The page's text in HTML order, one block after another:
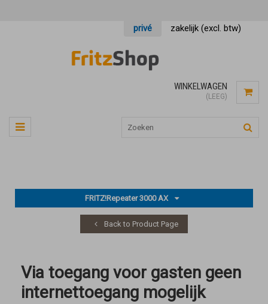
privé zakelijk (excl. btw)
WINKELWAGEN
(LEEG)
FRITZ!Repeater 3000 AX
Back to Product Page
Via toegang voor gasten geen
internettoegang mogelijk